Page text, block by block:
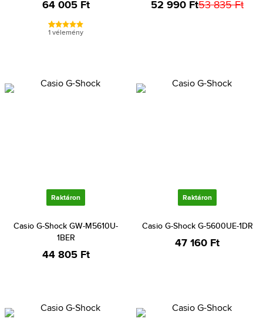
64 005 Ft
1 vélemény
52 990 Ft53 835 Ft
Raktáron
Casio G-Shock GW-M5610U-
1BER
44 805 Ft
Raktáron
Casio G-Shock G-5600UE-1DR
47 160 Ft